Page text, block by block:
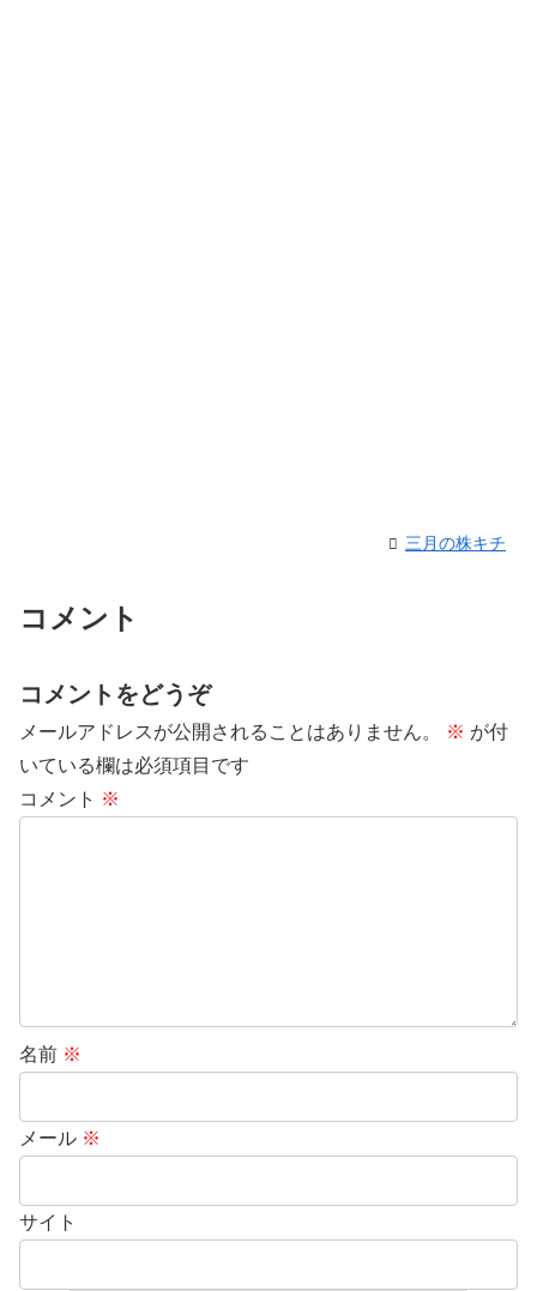
三月の株キチ
コメント
コメントをどうぞ
メールアドレスが公開されることはありません。 ※ が付
いている欄は必須項目です
コメント ※
名前 ※
メール ※
サイト